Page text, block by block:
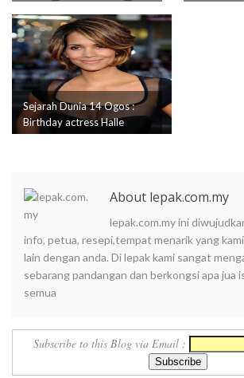
Yang Dipertuan Agong ke-
11 (Sultan Selan...
Smiley
Sejarah Dunia 14 Ogos :
Birthday actress Halle
Berry 1966.
About lepak.com.my
lepak.com.my ini
info, petua, resepi,tempat menarik yang
lain dengan anda. Di lepak kami sangat
sebarang pandangan dan berkongsi apa jua
semua
Subscribe to this Blog via Email :